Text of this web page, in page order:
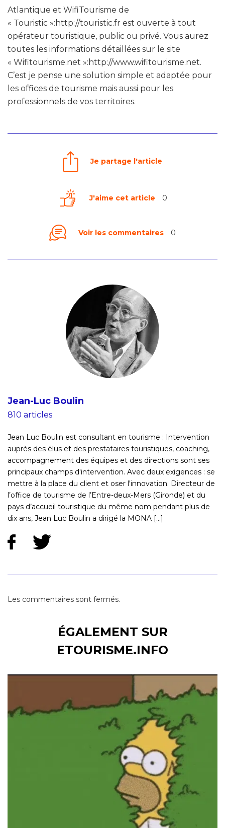
Atlantique et WifiTourisme de
« Touristic »:http://touristic.fr est ouverte à tout
opérateur touristique, public ou privé. Vous aurez
toutes les informations détaillées sur le site
« Wifitourisme.net »:http://www.wifitourisme.net.
C’est je pense une solution simple et adaptée pour
les offices de tourisme mais aussi pour les
professionnels de vos territoires.
Je partage l'article
J'aime cet article 0
Voir les commentaires 0
Jean-Luc Boulin
810 articles
Jean Luc Boulin est consultant en tourisme : Intervention
auprès des élus et des prestataires touristiques, coaching,
accompagnement des équipes et des directions sont ses
principaux champs d'intervention. Avec deux exigences : se
mettre à la place du client et oser l'innovation. Directeur de
l’office de tourisme de l’Entre-deux-Mers (Gironde) et du
pays d’accueil touristique du même nom pendant plus de
dix ans, Jean Luc Boulin a dirigé la MONA [...]
Les commentaires sont fermés.
ÉGALEMENT SUR
ETOURISME.INFO